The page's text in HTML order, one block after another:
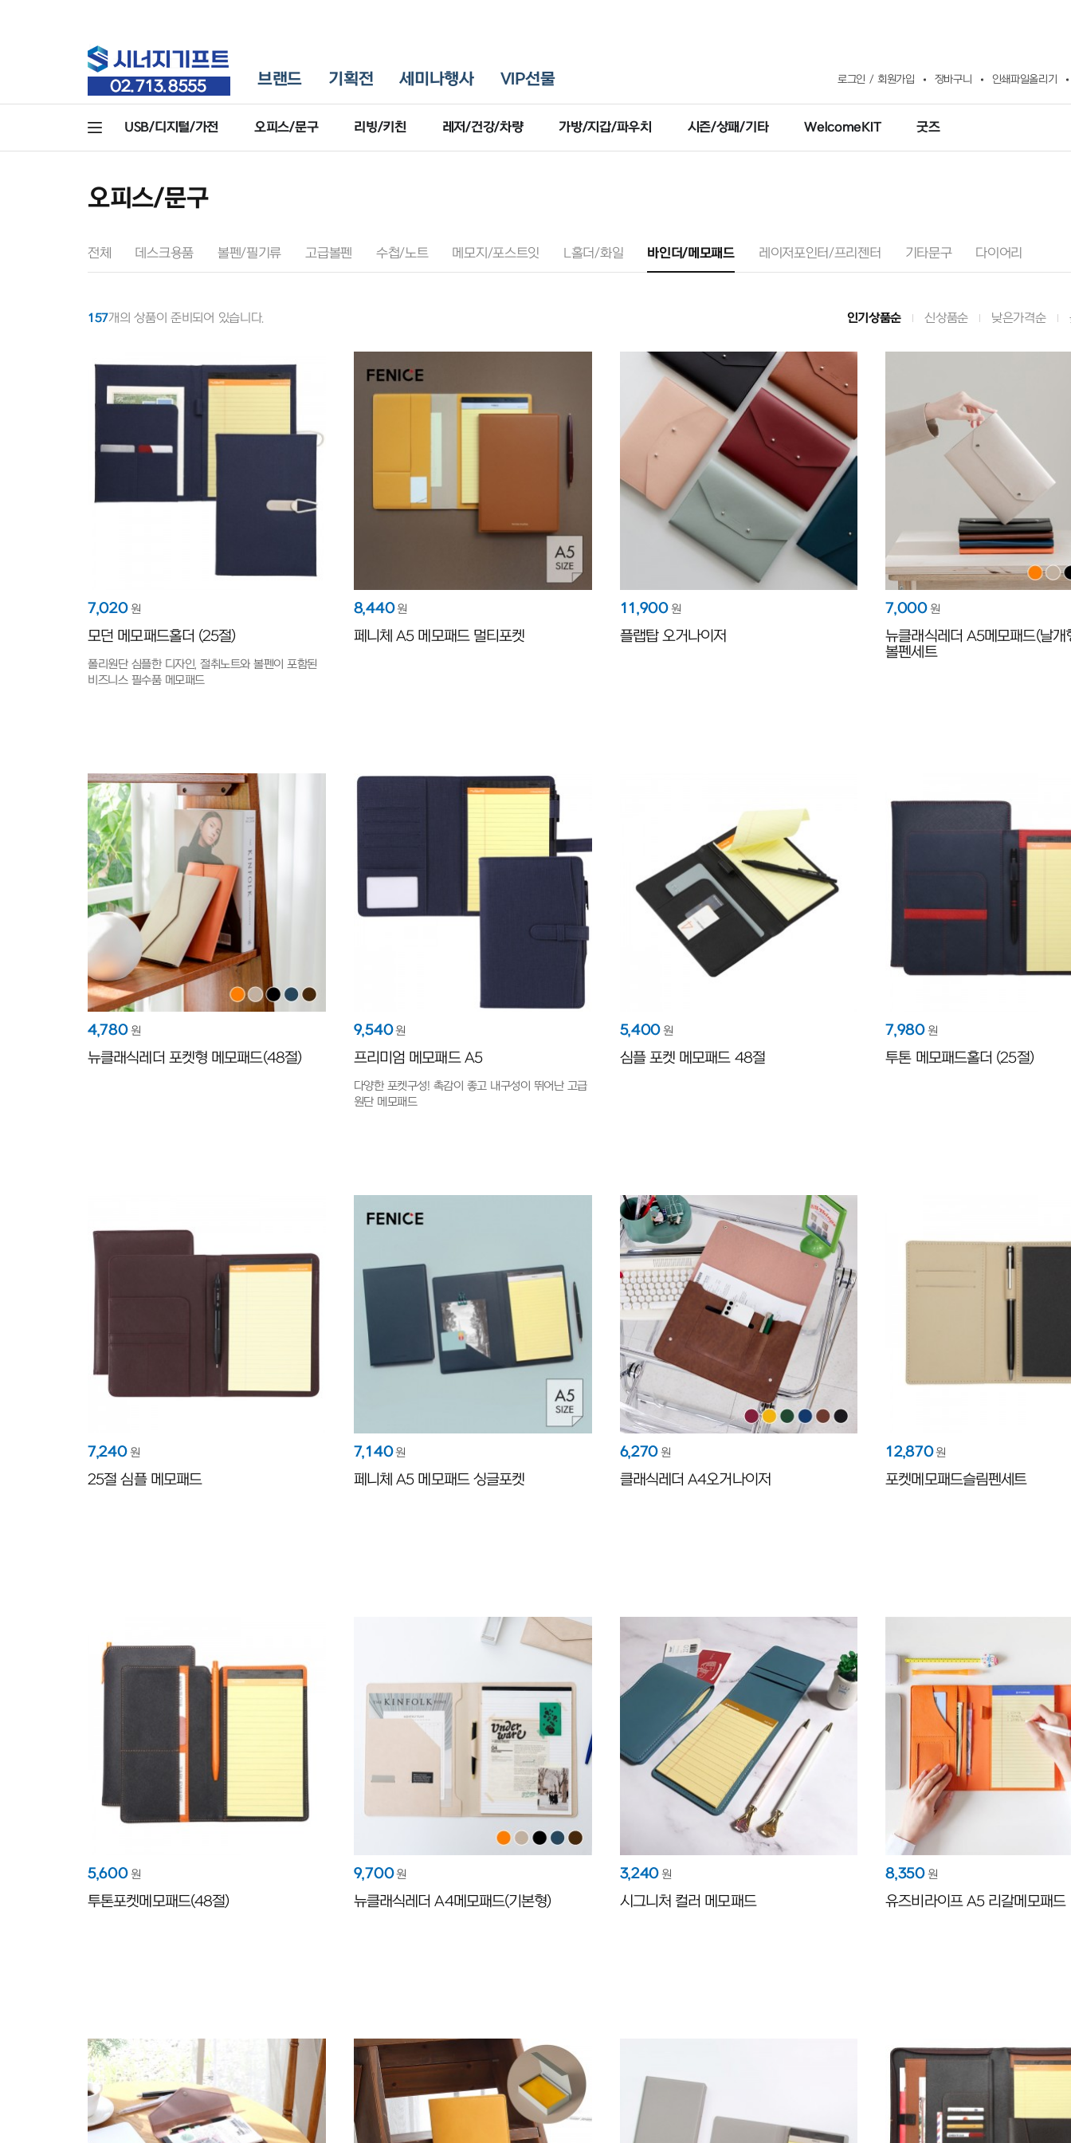
브랜드 기획전 세미나행사 VIP선물 로그인 회원가입 장바구니 인쇄파일올리기
USB/디지털/가전 오피스/문구 리빙/키친 레저/건강/차량 가방/지갑/파우치 시즌/상패/기타 WelcomeKIT 굿즈
오피스/문구
전체 데스크용품 볼펜/필기류 고급볼펜 수첩/노트 메모지/포스트잇 L홀더/화일 바인더/메모패드 레이저포인터/프리젠터 기타문구 다이어리
157개의 상품이 준비되어 있습니다. 인기상품순 신상품순 낮은가격순
7,020 원
모던 메모패드홀더 (25절)
폴리원단 심플한 디자인, 절취노트와 볼펜이 포함된
비즈니스 필수품 메모패드
8,440원
페니체 A5 메모패드 멀티포켓
11,900원
플랩탑 오거나이저
7,000원
뉴클래식레더 A5메모패드(날개
볼펜세트
4,780 원
뉴클래식레더 포켓형 메모패드(48절)
9,540원
프리미엄 메모패드 A5
다양한 포켓구성! 촉감이 좋고 내구성이 뛰어난 고급
원단 메모패드
5,400원
심플 포켓 메모패드 48절
7,980원
투톤 메모패드홀더 (25절)
7,240 원
25절 심플 메모패드
7,140원
페니체 A5 메모패드 싱글포켓
6,270원
클래식레더 A4오거나이저
12,870원
포켓메모패드슬림펜세트
5,600 원
투톤포켓메모패드(48절)
9,700원
뉴클래식레더 A4메모패드(기본형)
3,240원
시그니처 컬러 메모패드
8,350원
유즈비라이프 A5 리갈메모패드